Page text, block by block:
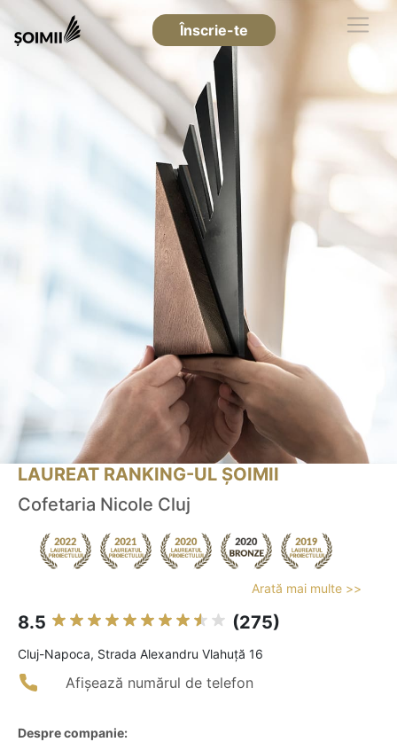
Înscrie-te
LAUREAT RANKING-UL ȘOIMII
Cofetaria Nicole Cluj
Arată mai multe >>
8.5 (275)
Cluj-Napoca, Strada Alexandru Vlahuță 16
Afișează numărul de telefon
Despre companie: